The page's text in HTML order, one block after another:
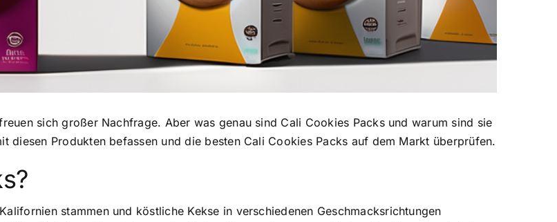
sich großer Nachfrage. Aber was genau sind Cali Cookies Packs und warum sind sie
diesen Produkten befassen und die besten Cali Cookies Packs auf dem Markt überprüfen.
stammen und köstliche Kekse in verschiedenen Geschmacksrichtungen